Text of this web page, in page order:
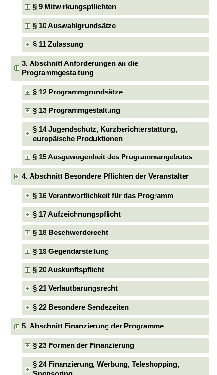
§ 9 Mitwirkungspflichten
§ 10 Auswahlgrundsätze
§ 11 Zulassung
3. Abschnitt Anforderungen an die
Programmgestaltung
§ 12 Programmgrundsätze
§ 13 Programmgestaltung
§ 14 Jugendschutz, Kurzberichterstattung,
europäische Produktionen
§ 15 Ausgewogenheit des Programmangebotes
4. Abschnitt Besondere Pflichten der Veranstalter
§ 16 Verantwortlichkeit für das Programm
§ 17 Aufzeichnungspflicht
§ 18 Beschwerderecht
§ 19 Gegendarstellung
§ 20 Auskunftspflicht
§ 21 Verlautbarungsrecht
§ 22 Besondere Sendezeiten
5. Abschnitt Finanzierung der Programme
§ 23 Formen der Finanzierung
§ 24 Finanzierung, Werbung, Teleshopping,
Sponsoring